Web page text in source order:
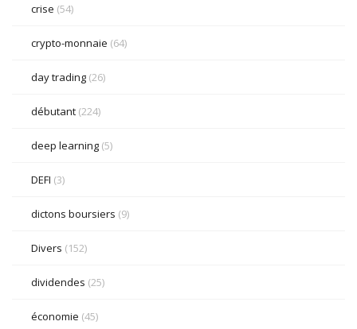
crise (54)
crypto-monnaie (64)
day trading (26)
débutant (224)
deep learning (5)
DEFI (3)
dictons boursiers (9)
Divers (152)
dividendes (25)
économie (45)